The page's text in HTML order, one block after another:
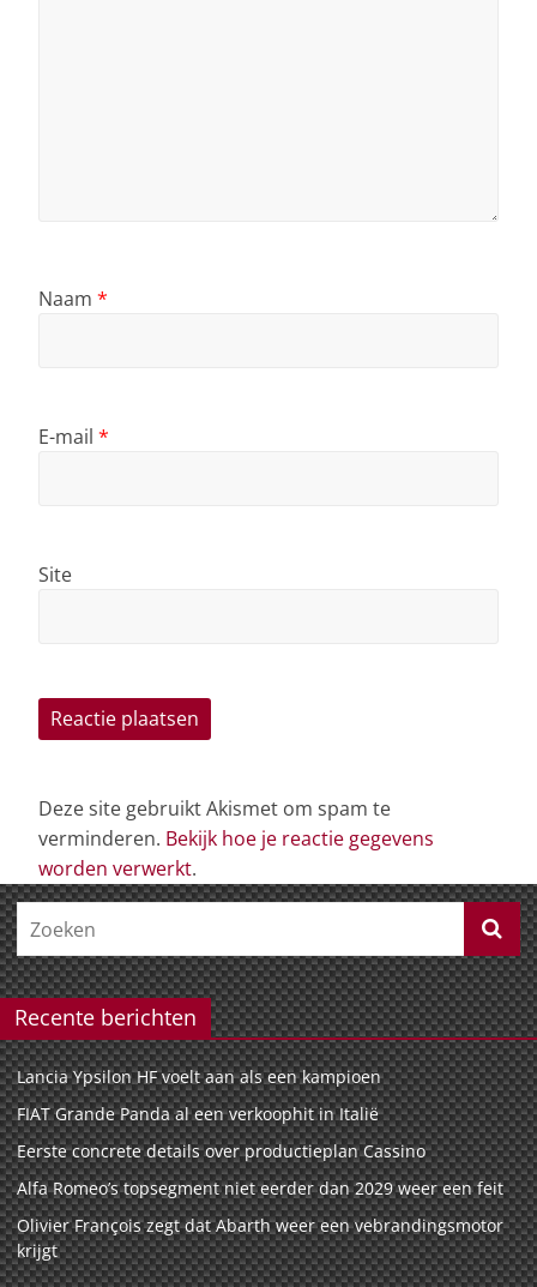
Naam *
E-mail *
Site
Deze site gebruikt Akismet om spam te
verminderen. Bekijk hoe je reactie gegevens
worden verwerkt.
Recente berichten
Lancia Ypsilon HF voelt aan als een kampioen
FIAT Grande Panda al een verkoophit in Italië
Eerste concrete details over productieplan Cassino
Alfa Romeo’s topsegment niet eerder dan 2029 weer een feit
Olivier François zegt dat Abarth weer een vebrandingsmotor
krijgt